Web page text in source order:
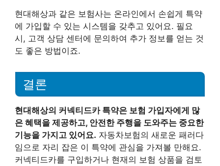
현대해상과 같은 보험사는 온라인에서 손쉽게 특약
에 가입할 수 있는 시스템을 갖추고 있어요. 필요
시, 고객 상담 센터에 문의하여 추가 정보를 얻는 것
도 좋은 방법이죠.
결론
현대해상의 커넥티드카 특약은 보험 가입자에게 많
은 혜택을 제공하고, 안전한 주행을 도와주는 중요한
기능을 가지고 있어요. 자동차보험의 새로운 패러다
임으로 자리 잡은 이 특약에 관심을 가져볼 만해요.
커넥티드카를 구입하거나 현재의 보험 상품을 검토